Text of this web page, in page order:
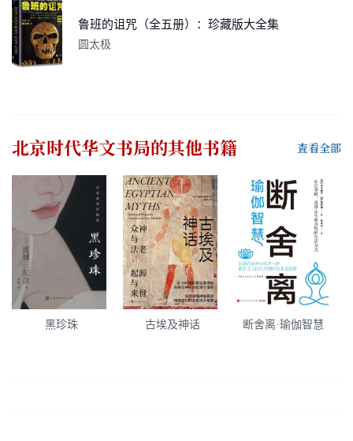
鲁班的诅咒（全五册）：珍藏版大全集
圆太极
北京时代华文书局的其他书籍 查看全部
黑珍珠 古埃及神话 断舍离·瑜伽智慧